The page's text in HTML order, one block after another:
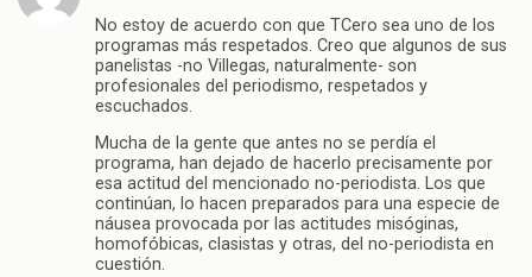
No estoy de acuerdo con que TCero sea uno de los
programas más respetados. Creo que algunos de sus
panelistas -no Villegas, naturalmente- son
profesionales del periodismo, respetados y
escuchados.
Mucha de la gente que antes no se perdía el
programa, han dejado de hacerlo precisamente por
esa actitud del mencionado no-periodista. Los que
continúan, lo hacen preparados para una especie de
náusea provocada por las actitudes misóginas,
homofóbicas, clasistas y otras, del no-periodista en
cuestión.